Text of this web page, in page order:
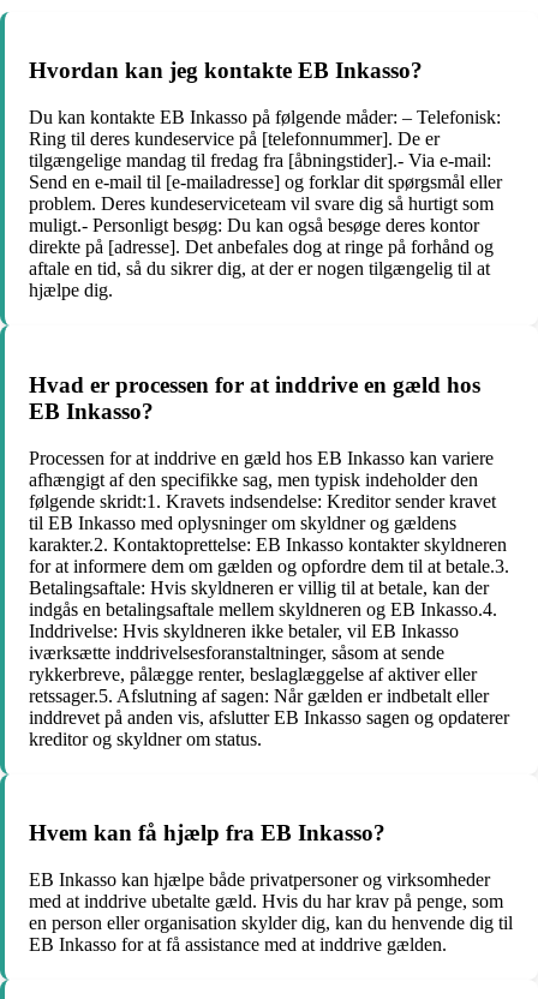
Hvordan kan jeg kontakte EB Inkasso?
Du kan kontakte EB Inkasso på følgende måder: – Telefonisk:
Ring til deres kundeservice på [telefonnummer]. De er
tilgængelige mandag til fredag fra [åbningstider].- Via e-mail:
Send en e-mail til [e-mailadresse] og forklar dit spørgsmål eller
problem. Deres kundeserviceteam vil svare dig så hurtigt som
muligt.- Personligt besøg: Du kan også besøge deres kontor
direkte på [adresse]. Det anbefales dog at ringe på forhånd og
aftale en tid, så du sikrer dig, at der er nogen tilgængelig til at
hjælpe dig.
Hvad er processen for at inddrive en gæld hos
EB Inkasso?
Processen for at inddrive en gæld hos EB Inkasso kan variere
afhængigt af den specifikke sag, men typisk indeholder den
følgende skridt:1. Kravets indsendelse: Kreditor sender kravet
til EB Inkasso med oplysninger om skyldner og gældens
karakter.2. Kontaktoprettelse: EB Inkasso kontakter skyldneren
for at informere dem om gælden og opfordre dem til at betale.3.
Betalingsaftale: Hvis skyldneren er villig til at betale, kan der
indgås en betalingsaftale mellem skyldneren og EB Inkasso.4.
Inddrivelse: Hvis skyldneren ikke betaler, vil EB Inkasso
iværksætte inddrivelsesforanstaltninger, såsom at sende
rykkerbreve, pålægge renter, beslaglæggelse af aktiver eller
retssager.5. Afslutning af sagen: Når gælden er indbetalt eller
inddrevet på anden vis, afslutter EB Inkasso sagen og opdaterer
kreditor og skyldner om status.
Hvem kan få hjælp fra EB Inkasso?
EB Inkasso kan hjælpe både privatpersoner og virksomheder
med at inddrive ubetalte gæld. Hvis du har krav på penge, som
en person eller organisation skylder dig, kan du henvende dig til
EB Inkasso for at få assistance med at inddrive gælden.